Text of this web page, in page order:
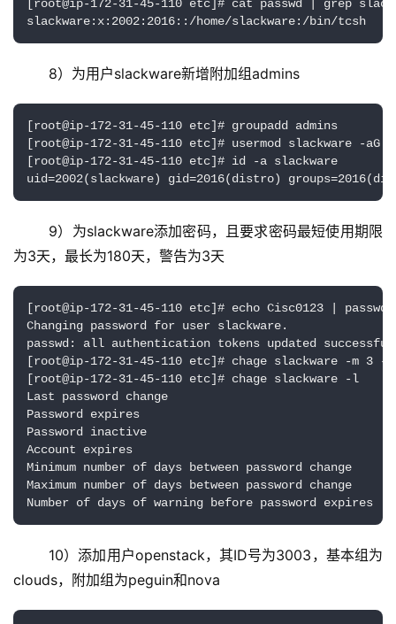
[root@ip-172-31-45-110 etc]# cat passwd | grep
slackware:x:2002:2016::/home/slackware:/bin/tcsh
8）为用户slackware新增附加组admins
[root@ip-172-31-45-110 etc]# groupadd admins
[root@ip-172-31-45-110 etc]# usermod slackware -aG
[root@ip-172-31-45-110 etc]# id -a slackware
uid=2002(slackware) gid=2016(distro)
9）为slackware添加密码，且要求密码最短使用期限
为3天，最长为180天，警告为3天
[root@ip-172-31-45-110 etc]# echo Cisc0123 |
Changing password for user slackware.
passwd: all authentication tokens updated
[root@ip-172-31-45-110 etc]# chage slackware -m 3 -M
[root@ip-172-31-45-110 etc]# chage slackware -l
Last password change
Password expires
Password inactive
Account expires
Minimum number of days between password change
Maximum number of days between password change
Number of days of warning before password expires
10）添加用户openstack，其ID号为3003，基本组为
clouds，附加组为peguin和nova